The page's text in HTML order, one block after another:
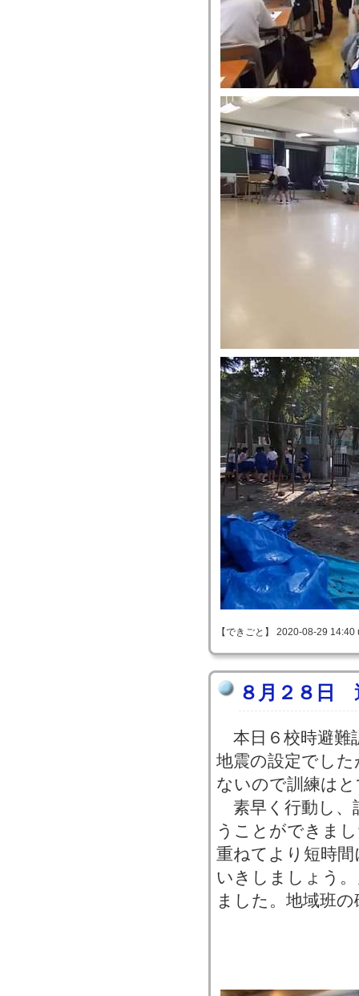
【できごと】 2020-08-29
８月２８日
本日６校時避難
地震の設定でし
ないので訓練は
素早く行動し、
うことができま
重ねてより短時
いきしましょう
ました。地域班